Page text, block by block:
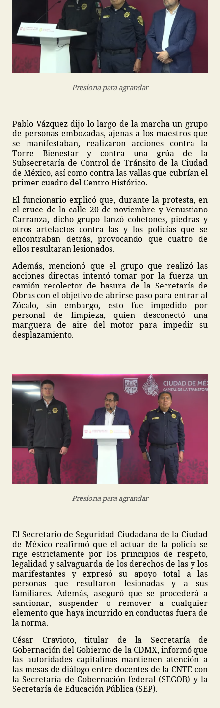
Presiona para agrandar
Pablo Vázquez dijo lo largo de la marcha un grupo
de personas embozadas, ajenas a los maestros que
se manifestaban, realizaron acciones contra la
Torre Bienestar y contra una grúa de la
Subsecretaría de Control de Tránsito de la Ciudad
de México, así como contra las vallas que cubrían el
primer cuadro del Centro Histórico.
El funcionario explicó que, durante la protesta, en
el cruce de la calle 20 de noviembre y Venustiano
Carranza, dicho grupo lanzó cohetones, piedras y
otros artefactos contra las y los policías que se
encontraban detrás, provocando que cuatro de
ellos resultaran lesionados.
Además, mencionó que el grupo que realizó las
acciones directas intentó tomar por la fuerza un
camión recolector de basura de la Secretaría de
Obras con el objetivo de abrirse paso para entrar al
Zócalo, sin embargo, esto fue impedido por
personal de limpieza, quien desconectó una
manguera de aire del motor para impedir su
desplazamiento.
Presiona para agrandar
El Secretario de Seguridad Ciudadana de la Ciudad
de México reafirmó que el actuar de la policía se
rige estrictamente por los principios de respeto,
legalidad y salvaguarda de los derechos de las y los
manifestantes y expresó su apoyo total a las
personas que resultaron lesionadas y a sus
familiares. Además, aseguró que se procederá a
sancionar, suspender o remover a cualquier
elemento que haya incurrido en conductas fuera de
la norma.
César Cravioto, titular de la Secretaría de
Gobernación del Gobierno de la CDMX, informó que
las autoridades capitalinas mantienen atención a
las mesas de diálogo entre docentes de la CNTE con
la Secretaría de Gobernación federal (SEGOB) y la
Secretaría de Educación Pública (SEP).